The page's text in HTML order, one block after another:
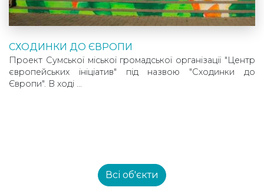
СХОДИНКИ ДО ЄВРОПИ
Проект Сумської міської громадської організації "Центр
європейських ініціатив" під назвою "Сходинки до
Європи". В ході …
Всі об'єкти